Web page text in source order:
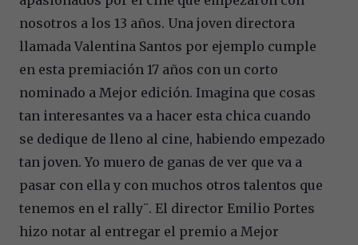
nosotros a los 13 años. Una joven directora
llamada Valentina Santos por ejemplo cumple
en esta premiación 17 años con un corto
nominado a Mejor edición. Imagina que cosas
tan interesantes va a hacer esta chica cuando
se dedique de lleno al cine, habiendo empezado
tan joven. Yo muero de ganas de ver que va a
pasar con ella y con muchos otros talentos que
tenemos en el rally¨. El director Emilio Portes
hizo notar al entregar el premio a Mejor